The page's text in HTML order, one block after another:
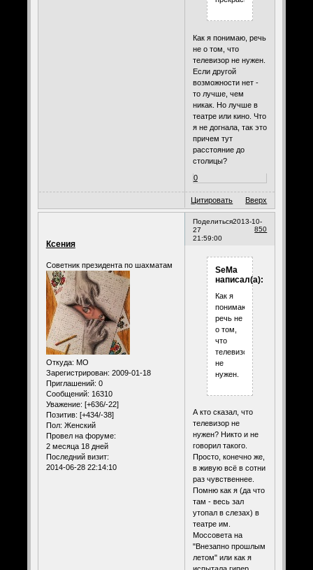
Как я понимаю, речь
не о том, что
телевизор не нужен.
Если другой
возможности нет -
то лучше, чем
никак. Но лучше в
театре или кино. Что
я не догнала, так это
причем тут
расстояние до
столицы?
0
Цитировать Вверх
Поделиться
850
2013-10-
27
21:59:00
Ксения
Советник президента по шахматам
Откуда: МО
Зарегистрирован: 2009-01-18
Приглашений: 0
Сообщений: 16310
Уважение: [+636/-22]
Позитив: [+434/-38]
Пол: Женский
Провел на форуме:
2 месяца 18 дней
Последний визит:
2014-06-28 22:14:10
SeMa
написал(а):
Как я
понимаю,
речь не
о том,
что
телевизор
не
нужен.
А кто сказал, что
телевизор не
нужен? Никто и не
говорил такого.
Просто, конечно же,
в живую всё в сотни
раз чувственнее.
Помню как я (да что
там - весь зал
утопал в слезах) в
театре им.
Моссовета на
"Внезапно прошлым
летом" или как я